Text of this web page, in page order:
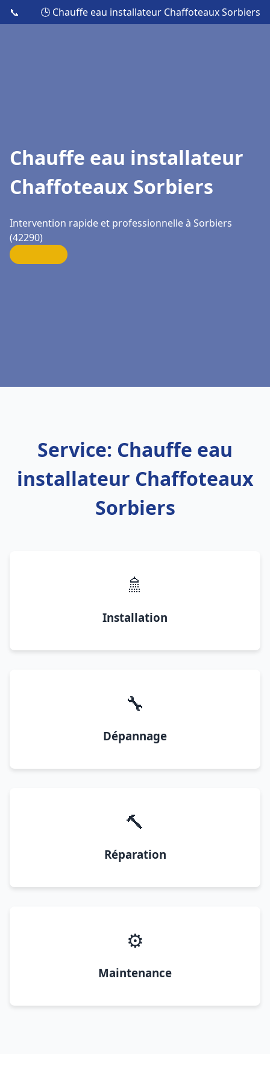
📞 🕒 Chauffe eau installateur Chaffoteaux Sorbiers
Chauffe eau installateur
Chaffoteaux Sorbiers
Intervention rapide et professionnelle à Sorbiers
(42290)
Service: Chauffe eau
installateur Chaffoteaux
Sorbiers
🚿
Installation
🔧
Dépannage
🔨
Réparation
⚙️
Maintenance